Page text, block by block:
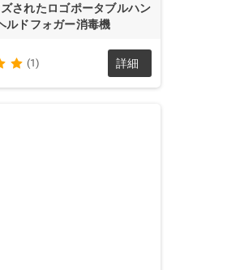
されたロゴポータブルハン
ルドフォガー消毒機
(1) 詳細